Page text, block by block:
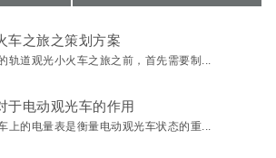
车之旅之策划方案
轨道观光小火车之旅之前，首先需要制...
于电动观光车的作用
上的电量表是衡量电动观光车状态的重...